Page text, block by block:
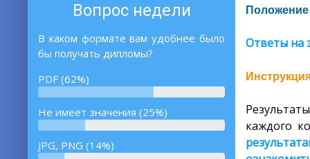
Вопрос недели
В каком формате вам удобнее было
бы получать дипломы?
PDF (62%)
Не имеет значения (25%)
JPG, PNG (14%)
Ответы на
каждого